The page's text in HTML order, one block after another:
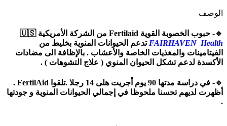
الوصف
🔹️- حبوب الخصوبة القوية Fertilaid من الشركة الأمريكية 🇺🇸
FAIRHAVEN Health تدعم الحيوانات المنوية بخليط من
الفيتامينات والمغذيات الخاصة والأعشاب . بالإظافة الى مضادات
الأكسدة لدعم تشكل الحيوان المنوي ( علاج التشوهات ) .
🔹️- في دراسة مدتها 90 يوم أجريت هلى 14 رجلا .تلقوا FertilAid .
أظهرت لديهم تحسنا ملحوظا في إجمالي الحيوانات المنوية و جودتها
.